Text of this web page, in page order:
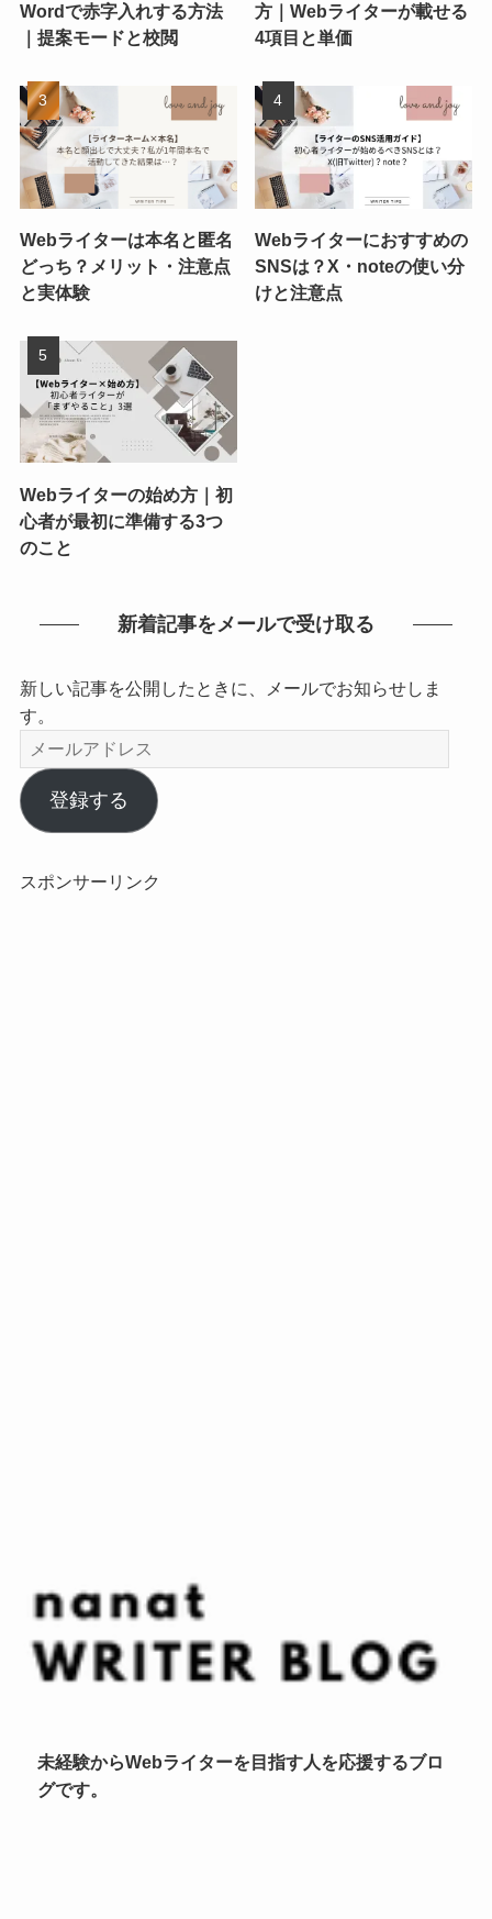
Wordで赤字入れする方法
｜提案モードと校閲
方｜Webライターが載せる
4項目と単価
Webライターは本名と匿名
どっち？メリット・注意点
と実体験
Webライターにおすすめの
SNSは？X・noteの使い分
けと注意点
Webライターの始め方｜初
心者が最初に準備する3つ
のこと
新着記事をメールで受け取る
新しい記事を公開したときに、メールでお知らせしま
す。
メ
ー
ル
ア
レ
登録する
スポンサーリンク
未経験からWebライターを目指す人を応援するブロ
グです。